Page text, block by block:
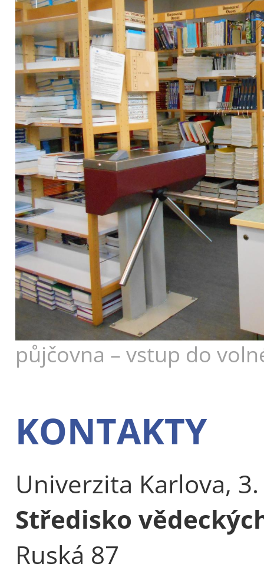
půjčovna – vstup do
KONTAKTY
Univerzita Karlova,
Středisko
Ruská 87